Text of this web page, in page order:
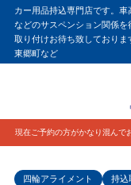
カー用品持込専門店です。
などのサスペンション関係
取り付けお待ち致しておりま
東郷町など
現在ご予約の方がかなり混んで
四輪アライメント 持込